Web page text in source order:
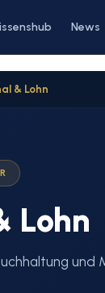
News
& Lohn
Lohn